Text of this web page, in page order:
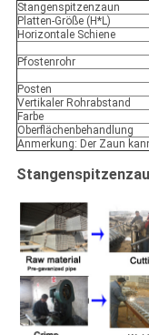
Stangenspitzenzaun
Platten-Größe (H*L)
Horizontale Schiene
Pfostenrohr
Posten
Vertikaler Rohrabstand
Farbe
Oberflächenbehandlung
Anmerkung: Der Zaun